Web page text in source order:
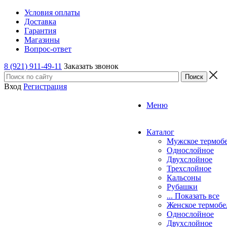
Условия оплаты
Доставка
Гарантия
Магазины
Вопрос-ответ
8 (921) 911-49-11 Заказать звонок
Вход Регистрация
Меню
Каталог
Мужское
Однослойное
Двуxслойное
Трехслойное
Кальсоны
Рубашки
... Показать все
Женское
Однослойное
Двуxслойное